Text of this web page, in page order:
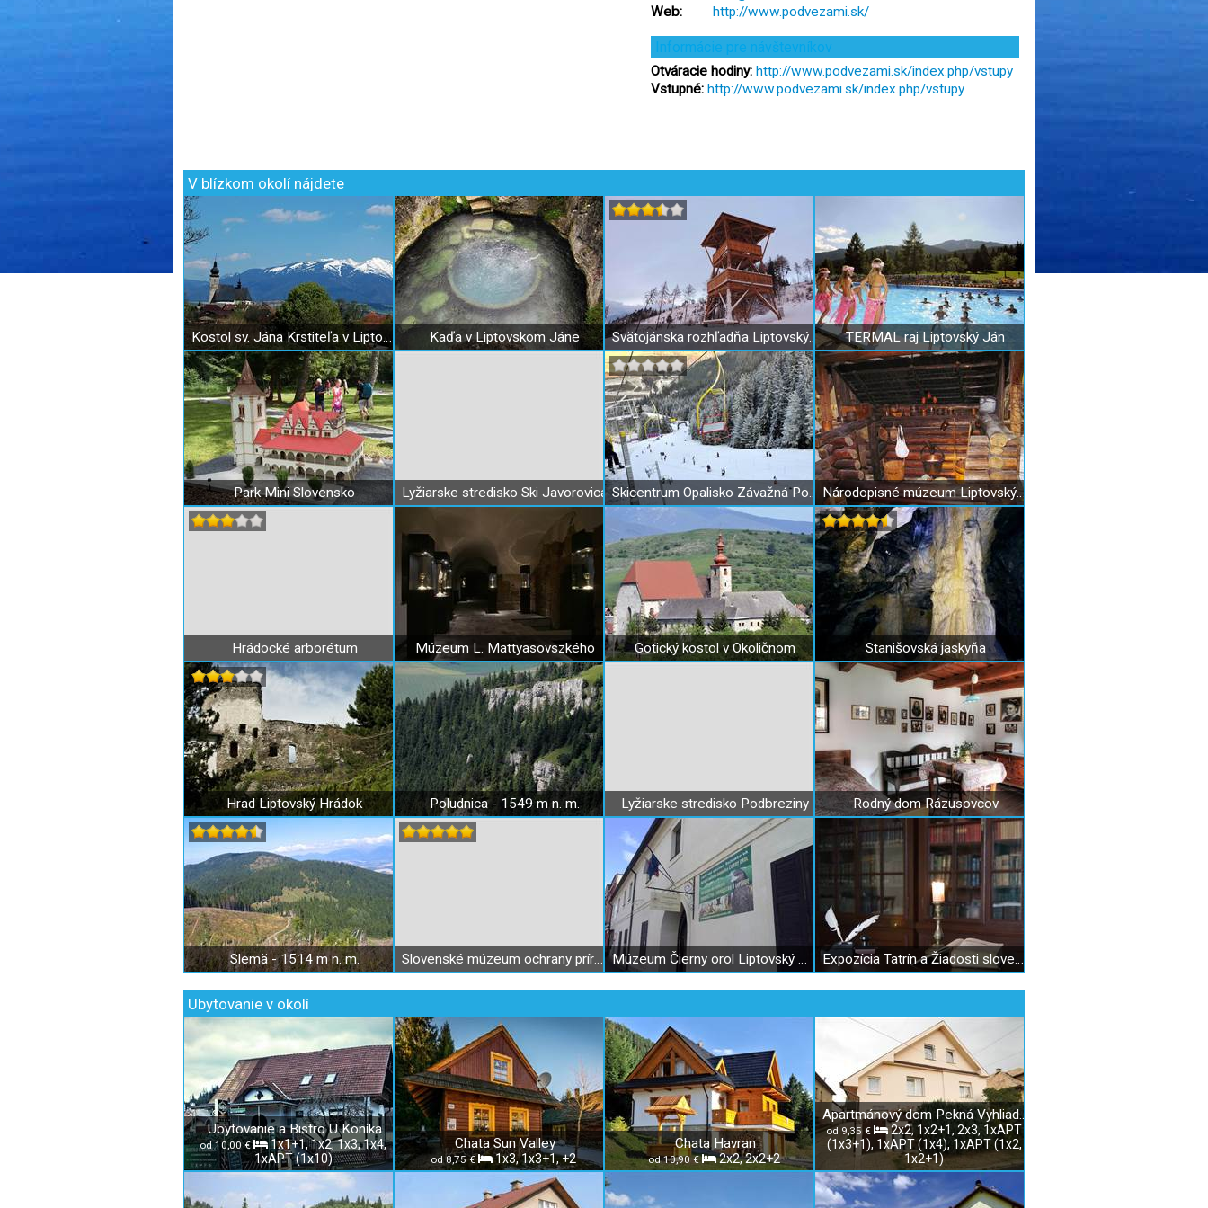
Web:
http://www.podvezami.sk/
Informácie pre návštevníkov
Otváracie hodiny: http://www.podvezami.sk/index.php/vstupy
Vstupné: http://www.podvezami.sk/index.php/vstupy
V blízkom okolí nájdete
Kostol sv. Jána Krstiteľa v Liptovskom Jáne Kaďa v Liptovskom Jáne Svätojánska rozhľadňa Liptovský Ján TERMAL raj Liptovský Ján
Park Mini Slovensko Lyžiarske stredisko Ski Javorovica Skicentrum Opalisko Závažná Poruba Národopisné múzeum Liptovský Hrádok
Hrádocké arborétum Múzeum L. Mattyasovszkého Gotický kostol v Okoličnom Stanišovská jaskyňa
Hrad Liptovský Hrádok Poludnica - 1549 m n. m. Lyžiarske stredisko Podbreziny Rodný dom Rázusovcov
Slemä - 1514 m n. m. Slovenské múzeum ochrany prírody a jaskyniarstva Múzeum Čierny orol Liptovský Mikuláš Expozícia Tatrín a Žiadosti slovenského národa
Ubytovanie v okolí
Ubytovanie a Bistro U Koníka
od 10,00 €
1x1+1, 1x2, 1x3, 1x4,
1xAPT (1x10)
Chata Sun Valley
od 8,75 € 1x3, 1x3+1, +2
Chata Havran
od 10,90 € 2x2, 2x2+2
Apartmánový dom Pekná Vyhliadka
od 9,35 €
2x2, 1x2+1, 2x3, 1xAPT
(1x3+1), 1xAPT (1x4), 1xAPT (1x2,
1x2+1)